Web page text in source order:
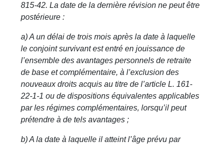
815-42. La date de la dernière révision ne peut être
postérieure :
a) A un délai de trois mois après la date à laquelle
le conjoint survivant est entré en jouissance de
l’ensemble des avantages personnels de retraite
de base et complémentaire, à l’exclusion des
nouveaux droits acquis au titre de l’article L. 161-
22-1-1 ou de dispositions équivalentes applicables
par les régimes complémentaires, lorsqu’il peut
prétendre à de tels avantages ;
b) A la date à laquelle il atteint l’âge prévu par